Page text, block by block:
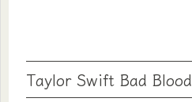
Taylor Swift Bad Blood